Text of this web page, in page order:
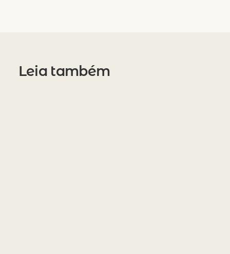
Leia também